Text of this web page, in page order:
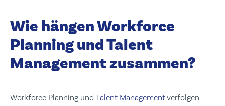
Wie hängen Workforce
Planning und Talent
Management zusammen?
Workforce Planning und Talent Managementverfolgen